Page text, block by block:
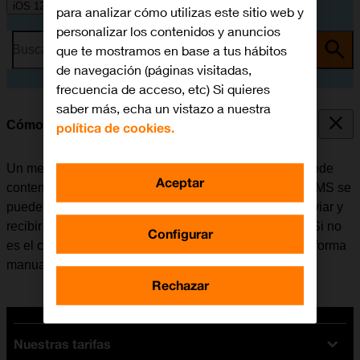
iOS 12.0
Busca por problema o tema
Cómo configurar el móvil para MMS
Un mensaje multimedia (MMS) es un mensaje que puede
contener imágenes y otros archivos multimedia. Los MMS se
pueden enviar a otros teléfonos móviles. Se puede enviar y
recibir MMS una vez se haya insertado la tarjeta SIM. Si no
es el caso, se puede configurar el móvil para MMS de forma
manual.
Nuestras tarifas
para analizar cómo utilizas este sitio web y
personalizar los contenidos y anuncios
que te mostramos en base a tus hábitos
de navegación (páginas visitadas,
frecuencia de acceso, etc) Si quieres
saber más, echa un vistazo a nuestra
política de cookies.
Configurar
Rechazar
Aceptar